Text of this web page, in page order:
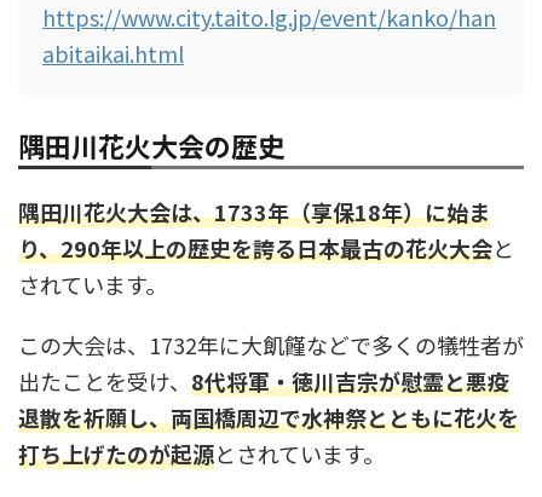
https://www.city.taito.lg.jp/event/kanko/han
abitaikai.html
隅田川花火大会の歴史
隅田川花火大会は、1733年（享保18年）に始ま
り、290年以上の歴史を誇る日本最古の花火大会と
されています。
この大会は、1732年に大飢饉などで多くの犠牲者が
出たことを受け、 8代将軍・徳川吉宗が慰霊と悪疫
退散を祈願し、両国橋周辺で水神祭とともに花火を
打ち上げたのが起源とされています。